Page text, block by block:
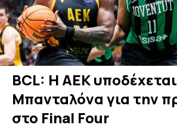
BCL: Η ΑΕΚ
Μπανταλόνα για την
στο Final Four